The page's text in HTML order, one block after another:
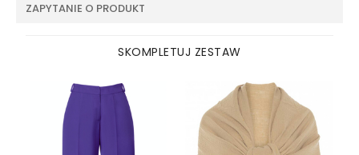
ZAPYTANIE O PRODUKT
SKOMPLETUJ ZESTAW